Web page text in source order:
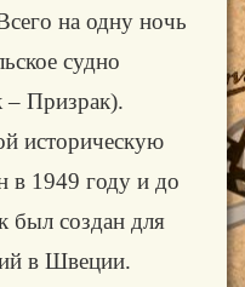
на одну ночь
судно
– Призрак).
историческую
в 1949 году и до
был создан для
в Швеции.